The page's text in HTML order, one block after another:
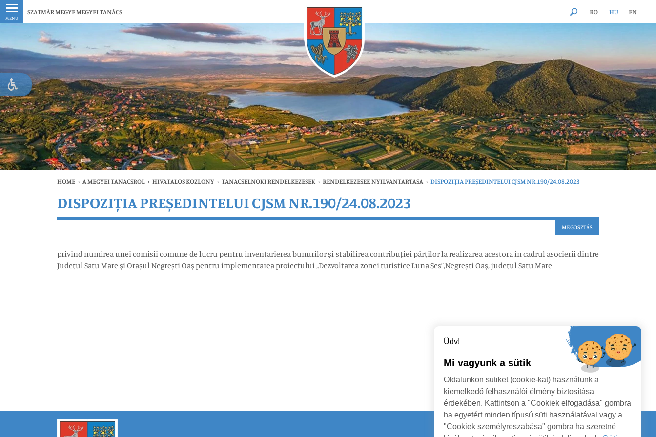
MENU
SZATMÁR MEGYE MEGYEI TANÁCS RO HU EN
HOME › A MEGYEI TANÁCSRÓL › HIVATALOS KÖZLÖNY › TANÁCSELNÖKI RENDELKEZÉSEK › RENDELKEZÉSEK NYILVÁNTARTÁSA › DISPOZIȚIA PREȘEDINTELUI CJSM NR.190/24.08.2023
DISPOZIȚIA PREȘEDINTELUI CJSM NR.190/24.08.2023
MEGOSZTÁS
privind numirea unei comisii comune de lucru pentru inventarierea bunurilor și stabilirea contribuției părților la realizarea acestora în cadrul asocierii dintre
Județul Satu Mare și Orașul Negrești Oaș pentru implementarea proiectului „Dezvoltarea zonei turistice Luna Șes”,Negrești Oaș, județul Satu Mare
Üdv!
Mi vagyunk a sütik
Oldalunkon sütiket (cookie-kat) használunk a
kiemelkedő felhasználói élmény biztosítása
érdekében. Kattintson a "Cookiek elfogadása" gombra
ha egyetért minden típusú süti használatával vagy a
"Cookiek személyreszabása" gombra ha szeretné